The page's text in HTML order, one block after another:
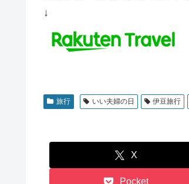
↓
旅行 いい夫婦の日 伊豆旅行
X
Pocket